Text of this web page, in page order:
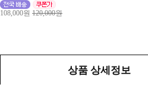
108,000원 120,000원
상품 상세정보